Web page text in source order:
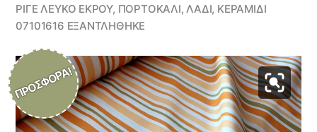
ΡΙΓΈ ΛΕΥΚΌ ΕΚΡΟΎ, ΠΟΡΤΟΚΑΛΙ, ΛΑΔΊ, ΚΕΡΑΜΙΔΊ
07101616 ΕΞΑΝΤΛΗΘΗΚΕ
ΠΡΟΣΦΟΡΆ!